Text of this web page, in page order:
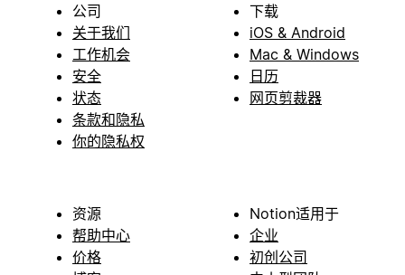
公司
关于我们
工作机会
安全
状态
条款和隐私
你的隐私权
下载
iOS & Android
Mac & Windows
日历
网页剪裁器
资源
帮助中心
价格
Notion适用于
企业
初创公司